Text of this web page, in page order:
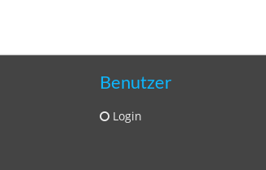
Benutzer
Login